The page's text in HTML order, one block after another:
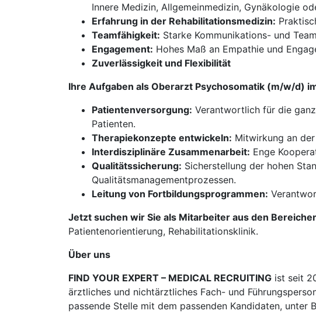
Innere Medizin, Allgemeinmedizin, Gynäkologie
Erfahrung in der Rehabilitationsmedizin:
Teamfähigkeit: Starke Kommunikations- und
Engagement: Hohes Maß an Empathie und
Zuverlässigkeit und Flexibilität
Ihre Aufgaben als Oberarzt Psychosomatik (m/w/d)
Patientenversorgung: Verantwortlich für die
Patienten.
Therapiekonzepte entwickeln: Mitwirkung an
Interdisziplinäre Zusammenarbeit: Enge
Qualitätssicherung: Sicherstellung der hohen
Qualitätsmanagementprozessen.
Leitung von Fortbildungsprogrammen:
Jetzt suchen wir Sie als Mitarbeiter aus den
Patientenorientierung, Rehabilitationsklinik.
Über uns
FIND YOUR EXPERT – MEDICAL RECRUITING ist seit
ärztliches und nichtärztliches Fach- und
passende Stelle mit dem passenden Kandidaten,